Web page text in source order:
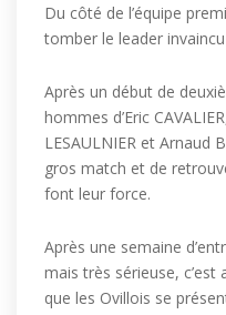
Du côté de l’équipe
tomber le leader
Après un début de
hommes d’Eric
LESAULNIER et Arnaud
gros match et de
font leur force.
Après une semaine
mais très sérieuse,
que les Ovillois se